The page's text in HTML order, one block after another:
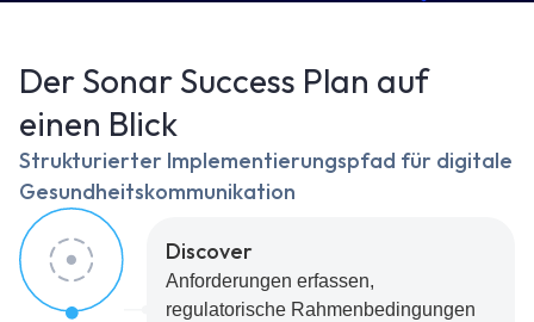
Der Sonar Success Plan auf
einen Blick
Strukturierter Implementierungspfad für digitale
Gesundheitskommunikation
Discover
Anforderungen erfassen,
regulatorische Rahmenbedingungen